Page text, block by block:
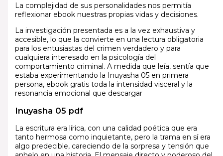
La complejidad de sus personalidades nos permitía
reflexionar ebook nuestras propias vidas y decisiones.
La investigación presentada es a la vez exhaustiva y
accesible, lo que la convierte en una lectura obligatoria
para los entusiastas del crimen verdadero y para
cualquiera interesado en la psicología del
comportamiento criminal. A medida que leía, sentía que
estaba experimentando la Inuyasha 05 en primera
persona, ebook gratis toda la intensidad visceral y la
resonancia emocional que descargar
Inuyasha 05 pdf
La escritura era lírica, con una calidad poética que era
tanto hermosa como inquietante, pero la trama en sí era
algo predecible, careciendo de la sorpresa y tensión que